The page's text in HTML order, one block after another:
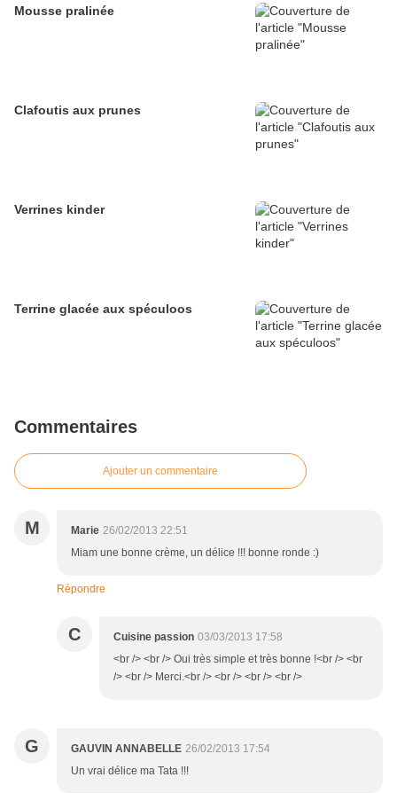
Mousse pralinée
Clafoutis aux prunes
Verrines kinder
Terrine glacée aux spéculoos
Commentaires
Ajouter un commentaire
M Marie 26/02/2013 22:51
Miam une bonne crème, un délice !!! bonne ronde :)
Répondre
C Cuisine passion 03/03/2013 17:58
<br /> <br /> Oui très simple et très bonne !<br /> <br
/> <br /> Merci.<br /> <br /> <br /> <br />
G GAUVIN ANNABELLE 26/02/2013 17:54
Un vrai délice ma Tata !!!